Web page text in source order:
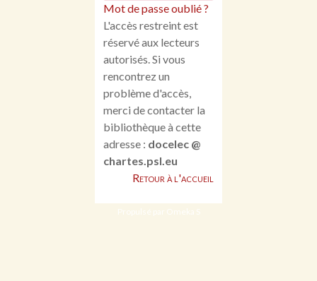
Mot de passe oublié ?
L'accès restreint est
réservé aux lecteurs
autorisés. Si vous
rencontrez un
problème d'accès,
merci de contacter la
bibliothèque à cette
adresse : docelec @
chartes.psl.eu
Retour à l'accueil
Propulsé par Omeka S